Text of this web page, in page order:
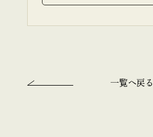
一覧へ戻る